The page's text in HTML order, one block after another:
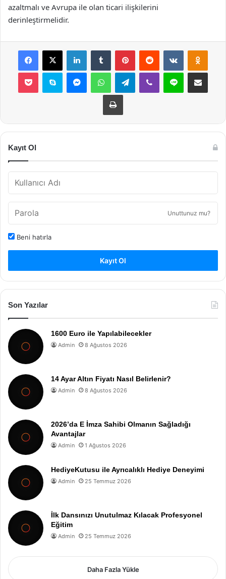
azaltmalı ve Avrupa ile olan ticari ilişkilerini
derinleştirmelidir.
Facebook
X LinkedInTumblr PinterestReddit VKontakte
Pocket Skype MessengerWhatsAppTelegramViber Line E-Posta ile
Yazdır
Kayıt Ol
Unuttunuz mu?
Beni hatırla
Kayıt Ol
Son Yazılar
1600 Euro ile Yapılabilecekler
Admin 8 Ağustos 2026
14 Ayar Altın Fiyatı Nasıl Belirlenir?
Admin 8 Ağustos 2026
2026’da E İmza Sahibi Olmanın Sağladığı
Avantajlar
Admin 1 Ağustos 2026
HediyeKutusu ile Ayrıcalıklı Hediye Deneyimi
Admin 25 Temmuz 2026
İlk Dansınızı Unutulmaz Kılacak Profesyonel
Eğitim
Admin 25 Temmuz 2026
Daha Fazla Yükle